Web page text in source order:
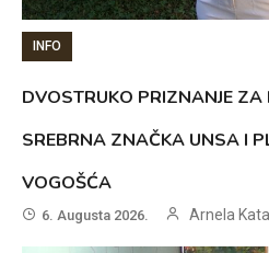
INFO
DVOSTRUKO PRIZNANJE ZA
SREBRNA ZNAČKA UNSA I
VOGOŠĆA
6. Augusta 2026. Arnela